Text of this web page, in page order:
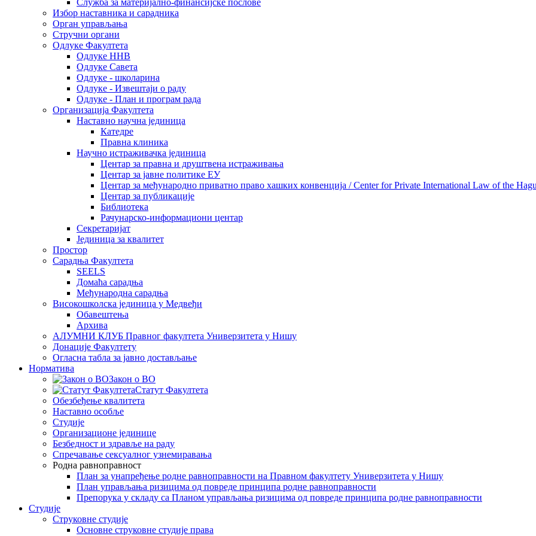
Служба за материјално-финансијске послове
Избор наставника и сарадника
Oрган управљања
Стручни органи
Одлуке Факултета
Одлуке ННВ
Одлуке Савета
Одлуке - школарина
Одлуке - Извештаји о раду
Одлуке - План и програм рада
Организација Факултета
Наставно научна јединица
Катедре
Правна клиника
Научно истраживачка јединица
Центар за правна и друштвена истраживања
Центар за јавне политике ЕУ
Центар за међународно приватно право хашких конвенција / Center for Private International Law of the
Центар за публикације
Библиотека
Рачунарско-информациони центар
Секретаријат
Јединица за квалитет
Простор
Сарадња Факултета
SEELS
Домаћа сарадња
Међународна сарадња
Високошколска јединица у Медвеђи
Обавештења
Архива
АЛУМНИ КЛУБ Правног факултета Универзитета у Нишу
Донације Факултету
Огласна табла за јавно достављање
Норматива
Закон о ВО
Статут Факултета
Обезбеђење квалитета
Наставно особље
Студије
Организационе јединице
Безбедност и здравље на раду
Спречавање сексуалног узнемиравања
Родна равноправност
План за унапређење родне равноправности на Правном факултету Универзитета у Нишу
План управљања ризицима од повреде принципа родне равноправности
Препорука у складу са Планом управљања ризицима од повреде принципа родне равноправности
Студије
Струковне студије
Основне струковне студије права